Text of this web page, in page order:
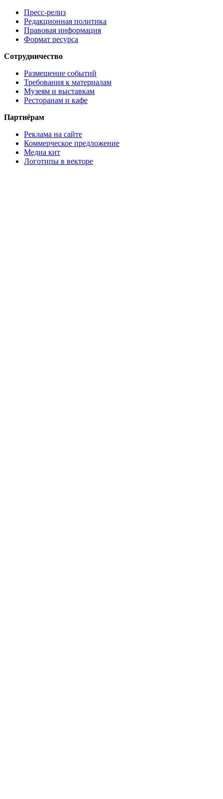
Пресс-релиз
Редакционная политика
Правовая информация
Формат ресурса
Сотрудничество
Размещение событий
Требования к материалам
Музеям и выставкам
Ресторанам и кафе
Партнёрам
Реклама на сайте
Коммерческое предложение
Медиа кит
Логотипы в векторе